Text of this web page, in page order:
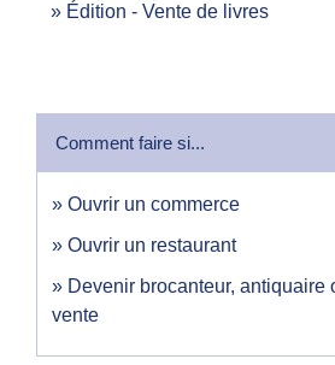
Édition - Vente de livres
Comment faire si...
Ouvrir un commerce
Ouvrir un restaurant
Devenir brocanteur, antiquaire
vente